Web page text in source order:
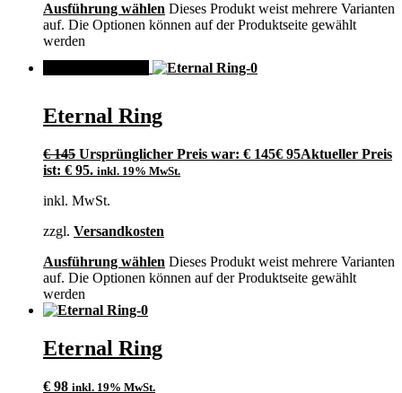
Ausführung wählen Dieses Produkt weist mehrere Varianten
auf. Die Optionen können auf der Produktseite gewählt
werden
Eternal Ring
€145 Ursprünglicher Preis war: € 145€ 95Aktueller Preis
ist: € 95. inkl. 19% MwSt.
inkl. MwSt.
zzgl. Versandkosten
Ausführung wählen Dieses Produkt weist mehrere Varianten
auf. Die Optionen können auf der Produktseite gewählt
werden
Eternal Ring
€ 98 inkl. 19% MwSt.